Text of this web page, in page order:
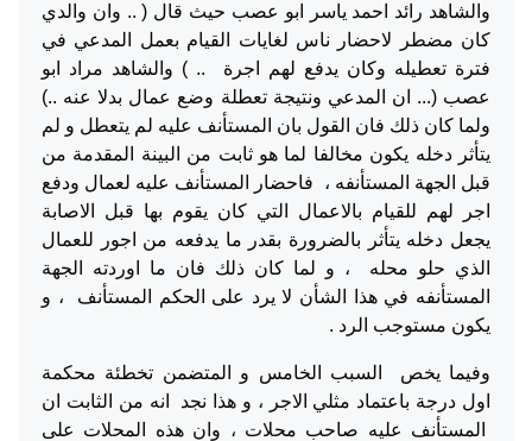
والشاهد رائد احمد ياسر ابو عصب حيث قال ( .. وان والدي
كان مضطر لاحضار ناس لغايات القيام بعمل المدعي في
فترة تعطيله وكان يدفع لهم اجرة .. ) والشاهد مراد ابو
عصب (... ان المدعي ونتيجة تعطلة وضع عمال بدلا عنه ..)
ولما كان ذلك فان القول بان المستأنف عليه لم يتعطل و لم
يتأثر دخله يكون مخالفا لما هو ثابت من البينة المقدمة من
قبل الجهة المستأنفه ، فاحضار المستأنف عليه لعمال ودفع
اجر لهم للقيام بالاعمال التي كان يقوم بها قبل الاصابة
يجعل دخله يتأثر بالضرورة بقدر ما يدفعه من اجور للعمال
الذي حلو محله ، و لما كان ذلك فان ما اوردته الجهة
المستأنفه في هذا الشأن لا يرد على الحكم المستأنف ، و
يكون مستوجب الرد .
وفيما يخص السبب الخامس و المتضمن تخطئة محكمة
اول درجة باعتماد مثلي الاجر ، و هذا نجد انه من الثابت ان
المستأنف عليه صاحب محلات ، وان هذه المحلات على